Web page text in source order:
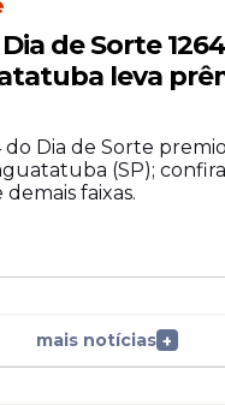
de Sorte
leva
do Dia de Sorte
(SP);
demais faixas.
mais notícias +